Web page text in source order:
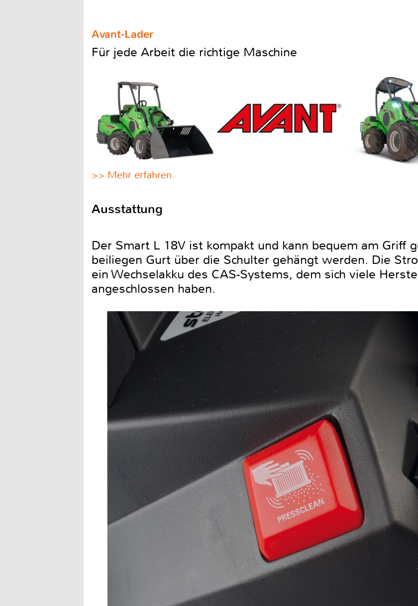
Avant-Lader
Für jede Arbeit die richtige Maschine
>> Mehr erfahren
Ausstattung
Der Smart L 18V ist kompakt und kann bequem am Griff
beiliegen Gurt über die Schulter gehängt werden. Die
ein Wechselakku des CAS-Systems, dem sich viele
angeschlossen haben.